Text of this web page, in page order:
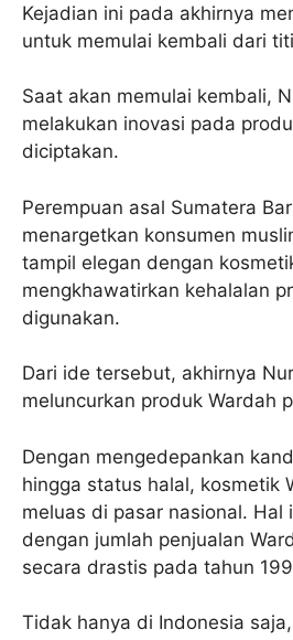
Kejadian ini pada akhirnya
untuk memulai kembali dari
Saat akan memulai kembali,
melakukan inovasi pada
diciptakan.
Perempuan asal Sumatera
menargetkan konsumen
tampil elegan dengan
mengkhawatirkan kehalalan
digunakan.
Dari ide tersebut, akhirnya
meluncurkan produk Wardah
Dengan mengedepankan
hingga status halal, kosmetik
meluas di pasar nasional. Hal
dengan jumlah penjualan
secara drastis pada tahun
Tidak hanya di Indonesia